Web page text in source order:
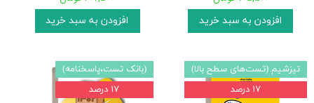
افزودن به سبد خرید افزودن به سبد خرید
تیزشیم (تست‌های سطح بالا)
۱۷ درصد
(بانک تست،پاسخنامه)
۱۷ درصد